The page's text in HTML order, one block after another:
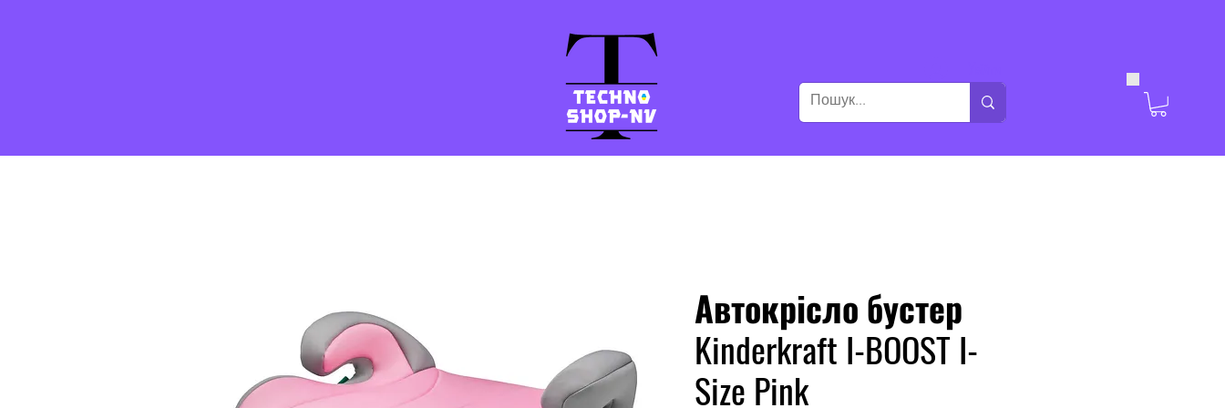
Автокрісло бустер
Kinderkraft I-BOOST I-
Size Pink